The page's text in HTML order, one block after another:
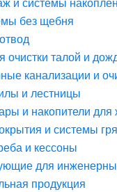
и системы
без щебня
очистки талой и
канализации и
и лестницы
и накопители для
и системы
и кессоны
для
продукция